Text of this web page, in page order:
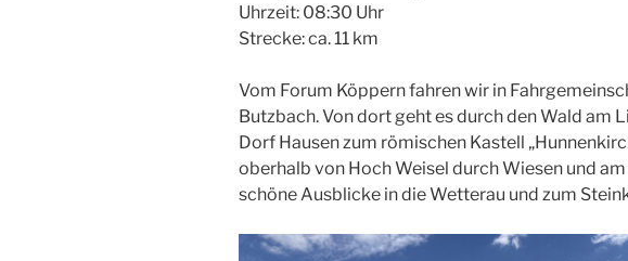
Uhrzeit: 08:30 Uhr
Strecke: ca. 11 km
Vom Forum Köppern fahren wir in
Butzbach. Von dort geht es durch den Wald am
Dorf Hausen zum römischen Kastell
oberhalb von Hoch Weisel durch Wiesen und
schöne Ausblicke in die Wetterau und zum